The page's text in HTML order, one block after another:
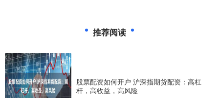
推荐阅读
股票配资如何开户 沪深指期货配资：高杠
杆，高收益，高风险